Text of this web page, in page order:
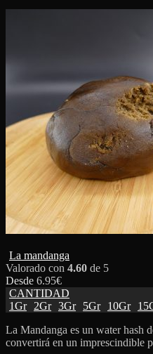
La mandanga
Valorado con 4.60 de 5
Desde 6.95€
CANTIDAD
1Gr
2Gr 3Gr 5Gr 10Gr
La Mandanga es un water hash
convertirá en un imprescindible